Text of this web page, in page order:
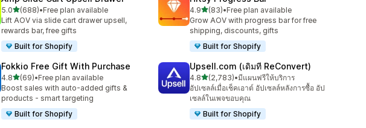
5.0เต็ม 5 ดาว
(688)
ทั้งหมด 688 รีวิว
•Free plan available
Lift AOV via slide cart drawer upsell,
rewards bar, free gifts
Built for Shopify
4.9เต็ม 5 ดาว
(83)
ทั้งหมด 83 รีวิว
•Free plan available
Grow AOV with progress bar for free
shipping, discounts, gifts
Built for Shopify
Fokkio Free Gift With Purchase
4.8เต็ม 5 ดาว
(69)
ทั้งหมด 69 รีวิว
•Free plan available
Boost sales with auto-added gifts &
products - smart targeting
Built for Shopify
Upsell.com (เดิมที ReConvert)
4.8เต็ม 5 ดาว
(2,783)
ทั้งหมด 2783 รีวิว
•มีแผนฟรีให้บริการ
อัปเซลล์เมื่อเช็คเอาต์ อัปเซลล์หลังการซื้อ อัป
เซลล์ในเพจขอบคุณ
Built for Shopify